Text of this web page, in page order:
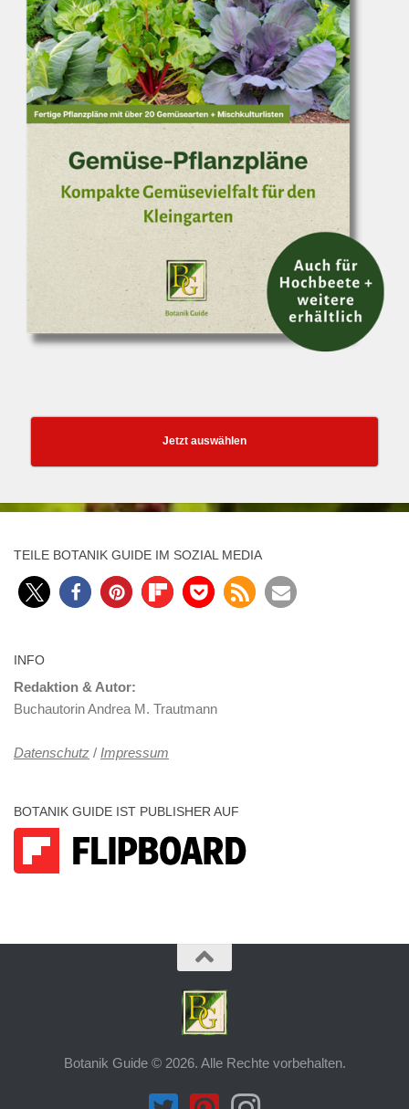
Jetzt auswählen
TEILE BOTANIK GUIDE IM SOZIAL MEDIA
INFO
Redaktion & Autor:
Buchautorin Andrea M. Trautmann
Datenschutz / Impressum
BOTANIK GUIDE IST PUBLISHER AUF
Botanik Guide © 2026. Alle Rechte vorbehalten.